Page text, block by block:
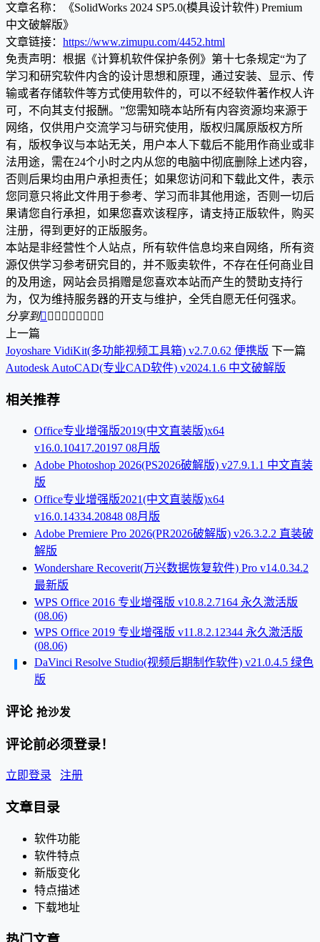
文章名称：《SolidWorks 2024 SP5.0(模具设计软件) Premium
中文破解版》
文章链接： https://www.zimupu.com/4452.html
免责声明：根据《计算机软件保护条例》第十七条规定“为了
学习和研究软件内含的设计思想和原理，通过安装、显示、传
输或者存储软件等方式使用软件的，可以不经软件著作权人许
可，不向其支付报酬。”您需知晓本站所有内容资源均来源于
网络，仅供用户交流学习与研究使用，版权归属原版权方所
有，版权争议与本站无关，用户本人下载后不能用作商业或非
法用途，需在24个小时之内从您的电脑中彻底删除上述内容，
否则后果均由用户承担责任；如果您访问和下载此文件，表示
您同意只将此文件用于参考、学习而非其他用途，否则一切后
果请您自行承担，如果您喜欢该程序，请支持正版软件，购买
注册，得到更好的正版服务。
本站是非经营性个人站点，所有软件信息均来自网络，所有资
源仅供学习参考研究目的，并不贩卖软件，不存在任何商业目
的及用途，网站会员捐赠是您喜欢本站而产生的赞助支持行
为，仅为维持服务器的开支与维护，全凭自愿无任何强求。
分享到        
上一篇
Joyoshare VidiKit(多功能视频工具箱) v2.7.0.62 便携版 下一篇
Autodesk AutoCAD(专业CAD软件) v2024.1.6 中文破解版
相关推荐
Office专业增强版2019(中文直装版)x64
v16.0.10417.20197 08月版
Adobe Photoshop 2026(PS2026破解版) v27.9.1.1 中文直装
版
Office专业增强版2021(中文直装版)x64
v16.0.14334.20848 08月版
Adobe Premiere Pro 2026(PR2026破解版) v26.3.2.2 直装破
解版
Wondershare Recoverit(万兴数据恢复软件) Pro v14.0.34.2
最新版
WPS Office 2016 专业增强版 v10.8.2.7164 永久激活版
(08.06)
WPS Office 2019 专业增强版 v11.8.2.12344 永久激活版
(08.06)
DaVinci Resolve Studio(视频后期制作软件) v21.0.4.5 绿色
版
评论 抢沙发
评论前必须登录！
立即登录 注册
文章目录
软件功能
软件特点
新版变化
特点描述
下载地址